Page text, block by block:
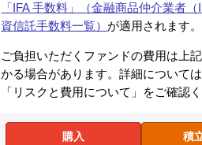
「IFA 手数料」（金融商品仲介業者
資信託手数料一覧） が適用されます。
ご負担いただくファンドの費用は上
かる場合があります。詳細について
「リスクと費用について」をご確認
購入 積